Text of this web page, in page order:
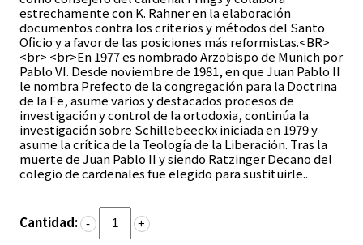
estrechamente con K. Rahner en la elaboración
documentos contra los criterios y métodos del Santo
Oficio y a favor de las posiciones más reformistas.<BR>
<br> <br>En 1977 es nombrado Arzobispo de Munich por
Pablo VI. Desde noviembre de 1981, en que Juan Pablo II
le nombra Prefecto de la congregación para la Doctrina
de la Fe, asume varios y destacados procesos de
investigación y control de la ortodoxia, continúa la
investigación sobre Schillebeeckx iniciada en 1979 y
asume la crítica de la Teología de la Liberación. Tras la
muerte de Juan Pablo II y siendo Ratzinger Decano del
colegio de cardenales fue elegido para sustituirle..
Cantidad: - +